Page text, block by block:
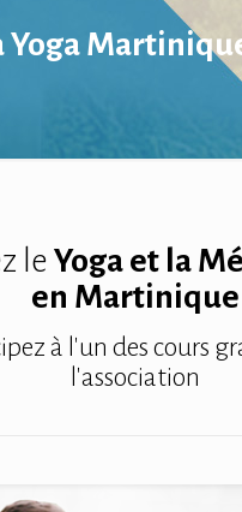
Yoga
le Yoga et la
en Martinique
à l'un des cours
l'association